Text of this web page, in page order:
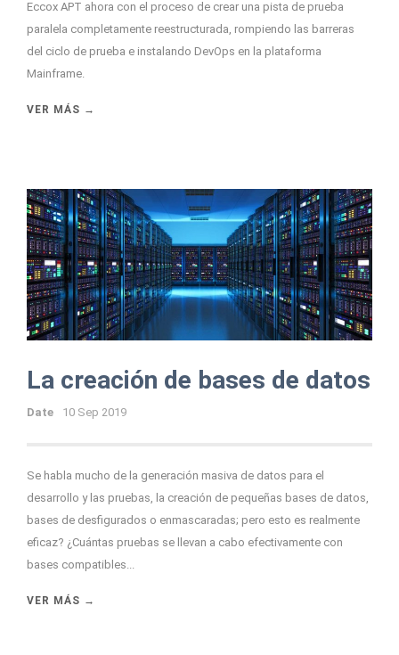
Eccox APT ahora con el proceso de crear una pista de prueba
paralela completamente reestructurada, rompiendo las barreras
del ciclo de prueba e instalando DevOps en la plataforma
Mainframe.
VER MÁS →
La creación de bases de datos
Date 10 Sep 2019
Se habla mucho de la generación masiva de datos para el
desarrollo y las pruebas, la creación de pequeñas bases de datos,
bases de desfigurados o enmascaradas; pero esto es realmente
eficaz? ¿Cuántas pruebas se llevan a cabo efectivamente con
bases compatibles...
VER MÁS →